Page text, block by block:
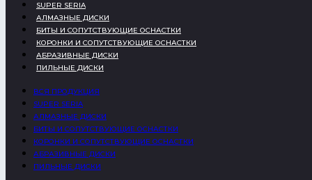
SUPER SERIA
АЛМАЗНЫЕ ДИСКИ
БИТЫ И СОПУТСТВУЮЩИЕ ОСНАСТКИ
КОРОНКИ И СОПУТСТВУЮЩИЕ ОСНАСТКИ
АБРАЗИВНЫЕ ДИСКИ
ПИЛЬНЫЕ ДИСКИ
ВСЯ ПРОДУКЦИЯ
SUPER SERIA
АЛМАЗНЫЕ ДИСКИ
БИТЫ И СОПУТСТВУЮЩИЕ ОСНАСТКИ
КОРОНКИ И СОПУТСТВУЮЩИЕ ОСНАСТКИ
АБРАЗИВНЫЕ ДИСКИ
ПИЛЬНЫЕ ДИСКИ